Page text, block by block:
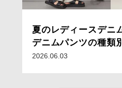
夏のレディースデニ
デニムパンツの種類
デと着こなしのコツ
2026.06.03